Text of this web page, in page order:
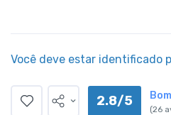
Você deve estar identificado
2.8/5 Bom
(26